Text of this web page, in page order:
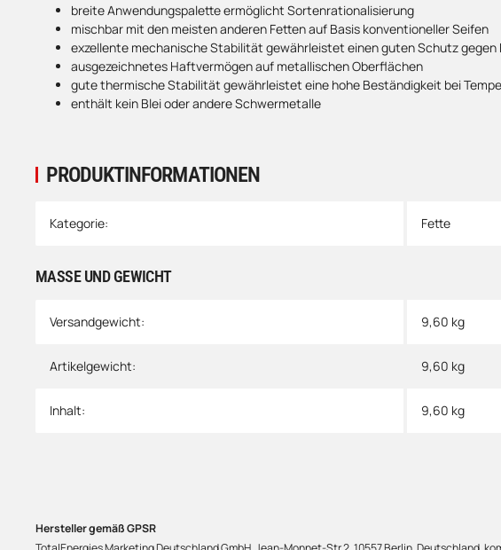
PRODUKTINFORMATIONEN
Produkteigenschaft
Wert
Kategorie: Fette
MASSE UND GEWICHT
Versandgewicht: 9,60 kg
Artikelgewicht: 9,60 kg
Inhalt: 9,60 kg
breite Anwendungspalette ermöglicht Sortenrationalisierung
mischbar mit den meisten anderen Fetten auf Basis konventioneller Seifen
exzellente mechanische Stabilität gewährleistet einen guten Schutz
ausgezeichnetes Haftvermögen auf metallischen Oberflächen
gute thermische Stabilität gewährleistet eine hohe Beständigkeit bei
enthält kein Blei oder andere Schwermetalle
Hersteller gemäß GPSR